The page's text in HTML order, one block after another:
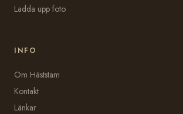
Ladda upp foto
INFO
Om Häststam
Kontakt
Länkar